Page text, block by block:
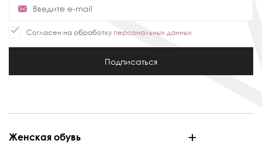
Согласен на обработку персональных данных
Подписаться
Женская обувь